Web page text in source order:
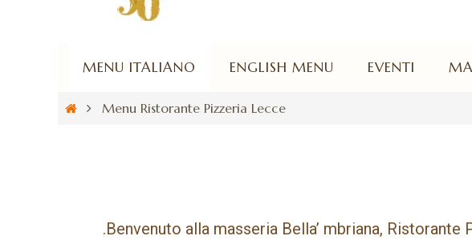
MENU ITALIANO ENGLISH MENU EVENTI
Menu Ristorante Pizzeria Lecce
.Benvenuto alla masseria Bella’ mbriana,